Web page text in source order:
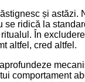
și astăzi.
se ridică la
În
altfel, cred altfel.
comportament